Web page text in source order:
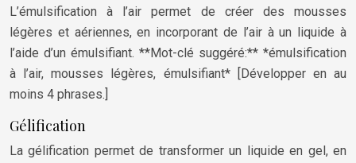
L’émulsification à l’air permet de créer des mousses
légères et aériennes, en incorporant de l’air à un liquide à
l’aide d’un émulsifiant. **Mot-clé suggéré:** *émulsification
à l’air, mousses légères, émulsifiant* [Développer en au
moins 4 phrases.]
Gélification
La gélification permet de transformer un liquide en gel, en